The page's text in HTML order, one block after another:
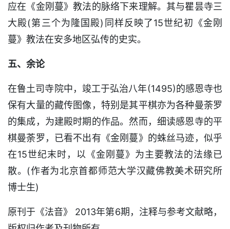
应在《金刚蔓》教法的脉络下来理解。其与瞿昙寺三
大殿(第三个为隆国殿)同样反映了15世纪初《金刚
蔓》教法在安多地区弘传的史实。
五、余论
在鲁土司寺院中，竣工于弘治八年(1495)的感恩寺也
保有大量的藏传图像，特别是其平棋亦为各种曼荼罗
的集成，为建殿时期的作品。然而，细读感恩寺的平
棋曼荼罗，已看不出有《金刚蔓》的蛛丝马迹，似乎
在15世纪末时，以《金刚蔓》为主要教法的法缘已
散。(作者为北京首都师范大学汉藏佛教美术研究所
博士生)
原刊于《法音》 2013年第6期，注释与参考文献略，